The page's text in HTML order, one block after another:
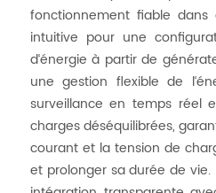
fonctionnement fiable
intuitive pour une
d‘énergie à partir de
une gestion flexible de
surveillance en temps réel
charges déséquilibrées,
courant et la tension de
et prolonger sa durée de